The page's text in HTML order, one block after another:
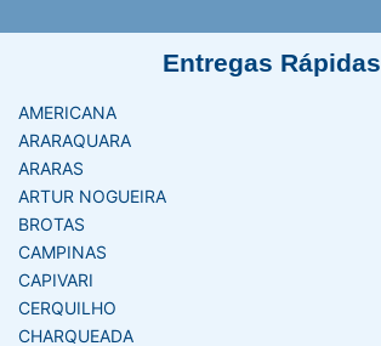
Entregas Rápidas
AMERICANA
ARARAQUARA
ARARAS
ARTUR NOGUEIRA
BROTAS
CAMPINAS
CAPIVARI
CERQUILHO
CHARQUEADA